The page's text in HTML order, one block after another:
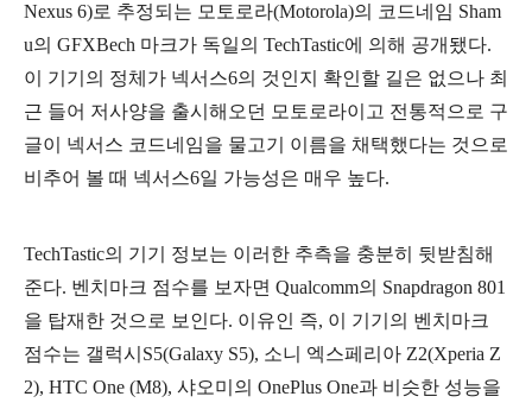
Nexus 6)로 추정되는 모토로라(Motorola)의 코드네임 Sham
u의 GFXBech 마크가 독일의 TechTastic에 의해 공개됐다.
이 기기의 정체가 넥서스6의 것인지 확인할 길은 없으나 최
근 들어 저사양을 출시해오던 모토로라이고 전통적으로 구
글이 넥서스 코드네임을 물고기 이름을 채택했다는 것으로
비추어 볼 때 넥서스6일 가능성은 매우 높다.
TechTastic의 기기 정보는 이러한 추측을 충분히 뒷받침해
준다. 벤치마크 점수를 보자면 Qualcomm의 Snapdragon 801
을 탑재한 것으로 보인다. 이유인 즉, 이 기기의 벤치마크
점수는 갤럭시S5(Galaxy S5), 소니 엑스페리아 Z2(Xperia Z
2), HTC One (M8), 샤오미의 OnePlus One과 비슷한 성능을